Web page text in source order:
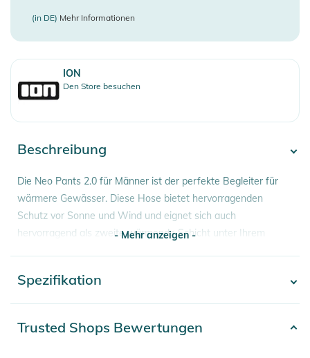
(in DE) Mehr Informationen
ION
Den Store besuchen
Beschreibung
Die Neo Pants 2.0 für Männer ist der perfekte Begleiter für
wärmere Gewässer. Diese Hose bietet hervorragenden
Schutz vor Sonne und Wind und eignet sich auch
hervorragend als zweite wärmende Schicht unter Ihrem
und Komfort und Flexibilität gewährleistet. Mit dem Kordelzug
am Saum kannst du die perfekte Passform einstellen, damit
der praktischen Schlaufe für deine Schlüssel kannst du dich in
- Mehr anzeigen -
Spezifikation
Trusted Shops Bewertungen